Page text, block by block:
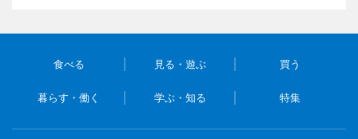
食べる 見る・遊ぶ 買う
暮らす・働く 学ぶ・知る 特集